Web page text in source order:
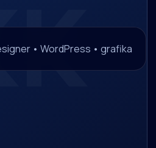
• WordPress • grafika